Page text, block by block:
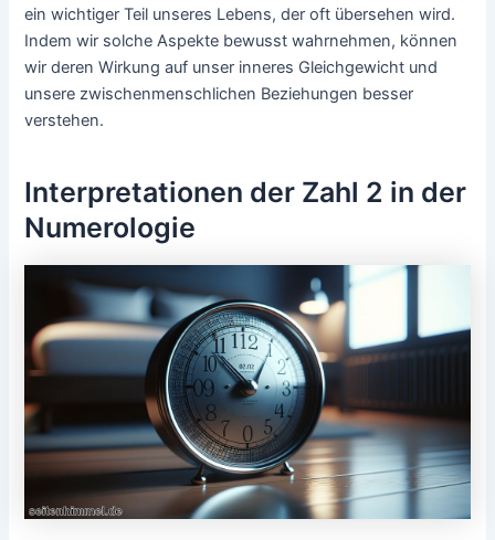
ein wichtiger Teil unseres Lebens, der oft übersehen wird.
Indem wir solche Aspekte bewusst wahrnehmen, können
wir deren Wirkung auf unser inneres Gleichgewicht und
unsere zwischenmenschlichen Beziehungen besser
verstehen.
Interpretationen der Zahl 2 in der
Numerologie